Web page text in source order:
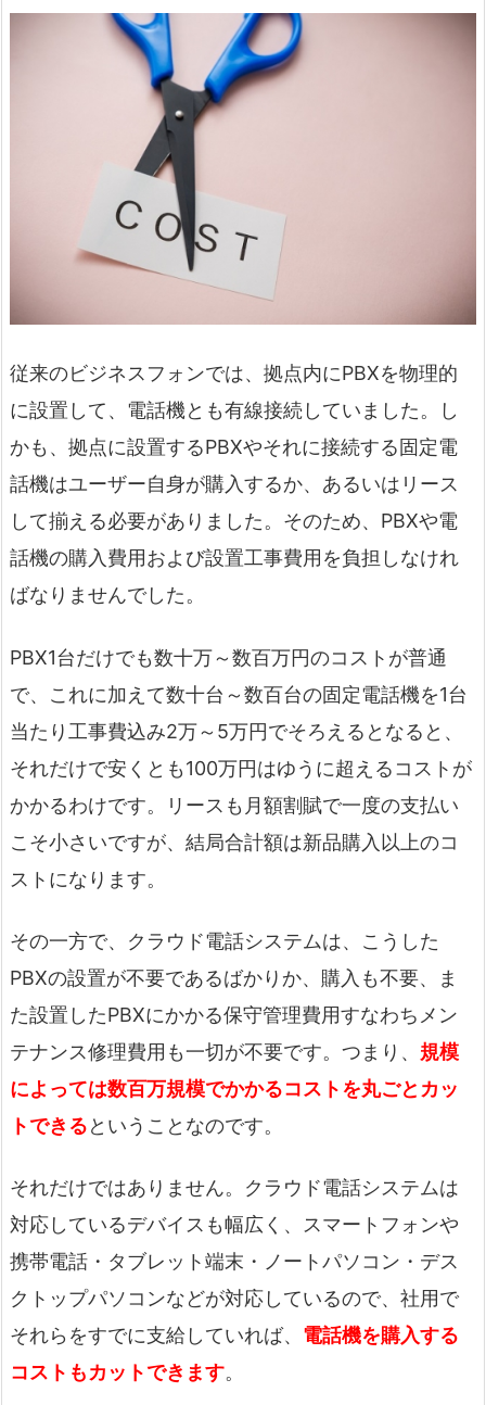
従来のビジネスフォンでは、拠点内にPBXを物理的
に設置して、電話機とも有線接続していました。し
かも、拠点に設置するPBXやそれに接続する固定電
話機はユーザー自身が購入するか、あるいはリース
して揃える必要がありました。そのため、PBXや電
話機の購入費用および設置工事費用を負担しなけれ
ばなりませんでした。
PBX1台だけでも数十万～数百万円のコストが普通
で、これに加えて数十台～数百台の固定電話機を1台
当たり工事費込み2万～5万円でそろえるとなると、
それだけで安くとも100万円はゆうに超えるコストが
かかるわけです。リースも月額割賦で一度の支払い
こそ小さいですが、結局合計額は新品購入以上のコ
ストになります。
その一方で、クラウド電話システムは、こうした
PBXの設置が不要であるばかりか、購入も不要、ま
た設置したPBXにかかる保守管理費用すなわちメン
テナンス修理費用も一切が不要です。つまり、 規模
によっては数百万規模でかかるコストを丸ごとカッ
トできるということなのです。
それだけではありません。クラウド電話システムは
対応しているデバイスも幅広く、スマートフォンや
携帯電話・タブレット端末・ノートパソコン・デス
クトップパソコンなどが対応しているので、社用で
それらをすでに支給していれば、 電話機を購入する
コストもカットできます。